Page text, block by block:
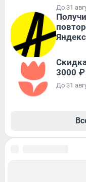
До 31
3000 ₽
До 31